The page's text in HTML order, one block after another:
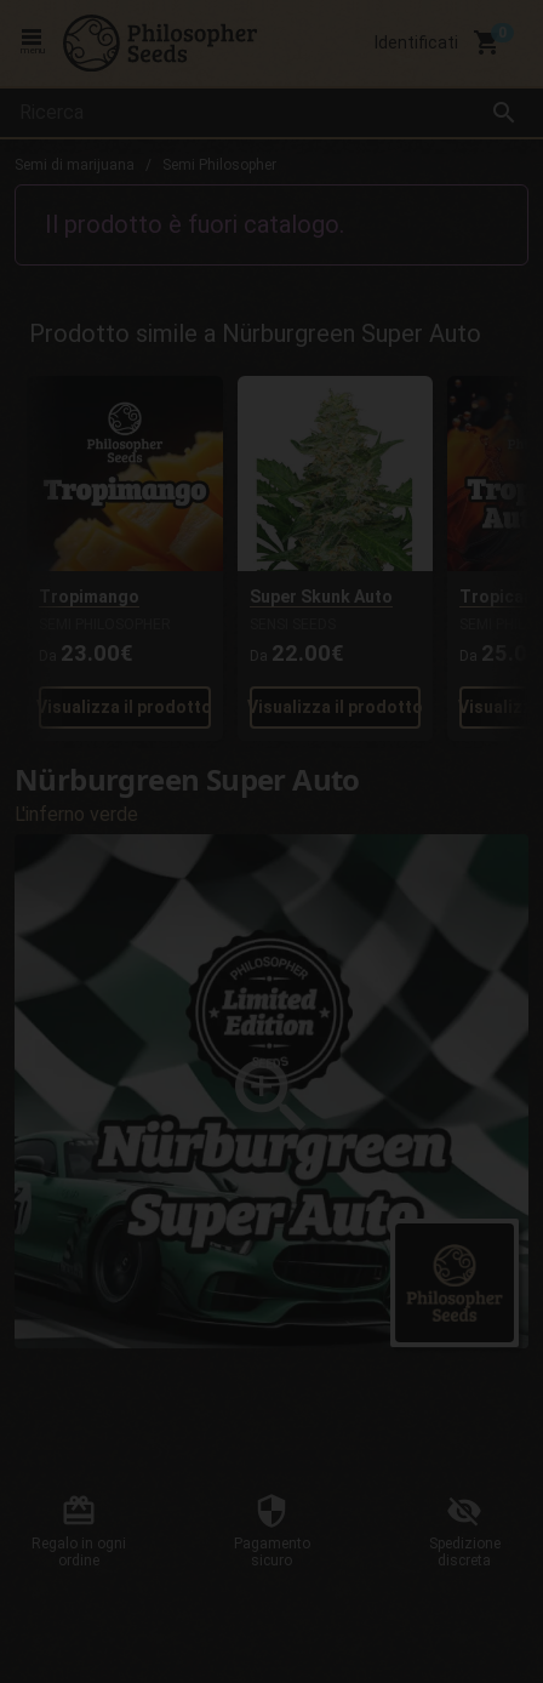
search
Identificati local_grocery_store
Semi di marijuana Semi Philosopher
Il prodotto è fuori catalogo.
Prodotto simile a Nürburgreen Super Auto
Tropimango
23.00€
Visualizza il prodotto
Super Skunk Auto
22.00€
Visualizza il prodotto
Nürburgreen Super Auto
L'inferno verde
Regalo in ogni
ordine
Pagamento
sicuro
Spedizione
discreta